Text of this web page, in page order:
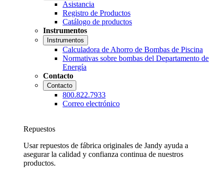
Asistancia
Registro de Productos
Catálogo de productos
Instrumentos
Instrumentos
Calculadora de Ahorro de Bombas de Piscina
Normativas sobre bombas del Departamento de
Energía
Contacto
Contacto
800.822.7933
Correo electrónico
Repuestos
Usar repuestos de fábrica originales de Jandy ayuda a
asegurar la calidad y confianza continua de nuestros
productos.